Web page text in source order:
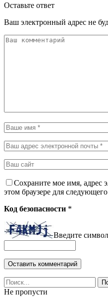
Оставьте ответ
Ваш электронный адрес не
Сохраните мое имя, адрес
этом браузере для
Код безопасности *
Введите
Не пропусти